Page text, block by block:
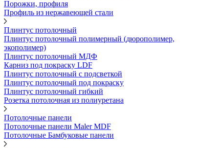
Порожки, профиля
Профиль из нержавеющей стали
Плинтус потолочный
Плинтус потолочный полимерный (дюрополимер,
экополимер)
Плинтус потолочный МДФ
Карниз под покраску LDF
Плинтус потолочный с подсветкой
Плинтус потолочный под покраску
Плинтус потолочный гибкий
Розетка потолочная из полиуретана
Потолочные панели
Потолочные панели Maler MDF
Потолочные Бамбуковые панели